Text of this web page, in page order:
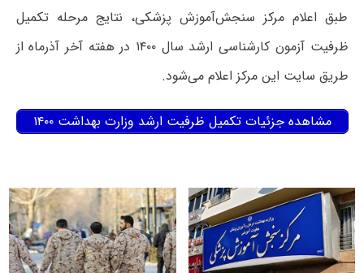
طبق اعلام مرکز سنجش‌آموزش پزشکی، نتایج مرحله تکمیل
ظرفیت آزمون کارشناسی ارشد سال ۱۴۰۰ در هفته آخر آذرماه از
طریق سایت این مرکز اعلام می‌شود.
مشاهده جزئیات تکمیل ظرفیت ارشد وزارت بهداشت ۱۴۰۰